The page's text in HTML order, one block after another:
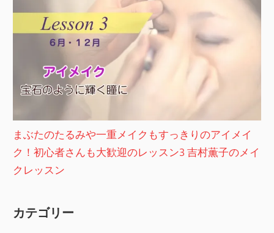
まぶたのたるみや一重メイクもすっきりのアイメイ
ク！初心者さんも大歓迎のレッスン3 吉村薫子のメイ
クレッスン
カテゴリー